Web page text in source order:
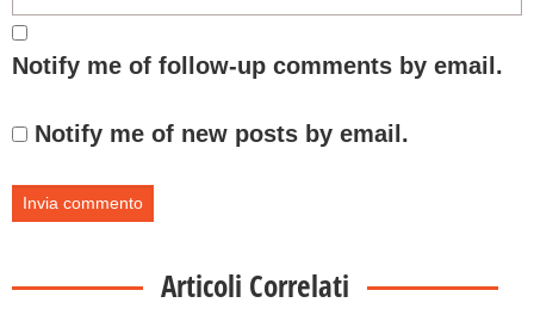
Notify me of follow-up comments by email.
Notify me of new posts by email.
Articoli Correlati